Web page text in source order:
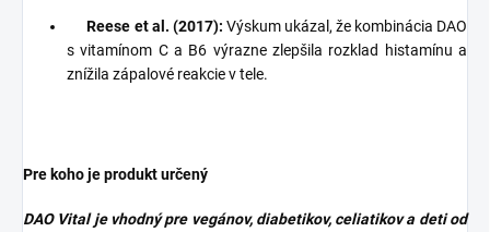
Reese et al. (2017): Výskum ukázal, že kombinácia DAO
s vitamínom C a B6 výrazne zlepšila rozklad histamínu a
znížila zápalové reakcie v tele.
Pre koho je produkt určený
DAO Vital je vhodný pre vegánov, diabetikov, celiatikov a deti od